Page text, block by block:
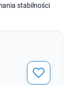
stabilności